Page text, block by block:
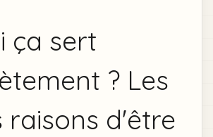
ça sert
? Les
raisons d'être